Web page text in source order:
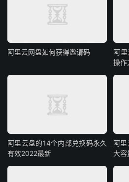
阿里云网盘如何获得邀请码
阿
操作
阿里云盘的14个内部兑换码永久
有效2022最新
阿
大容